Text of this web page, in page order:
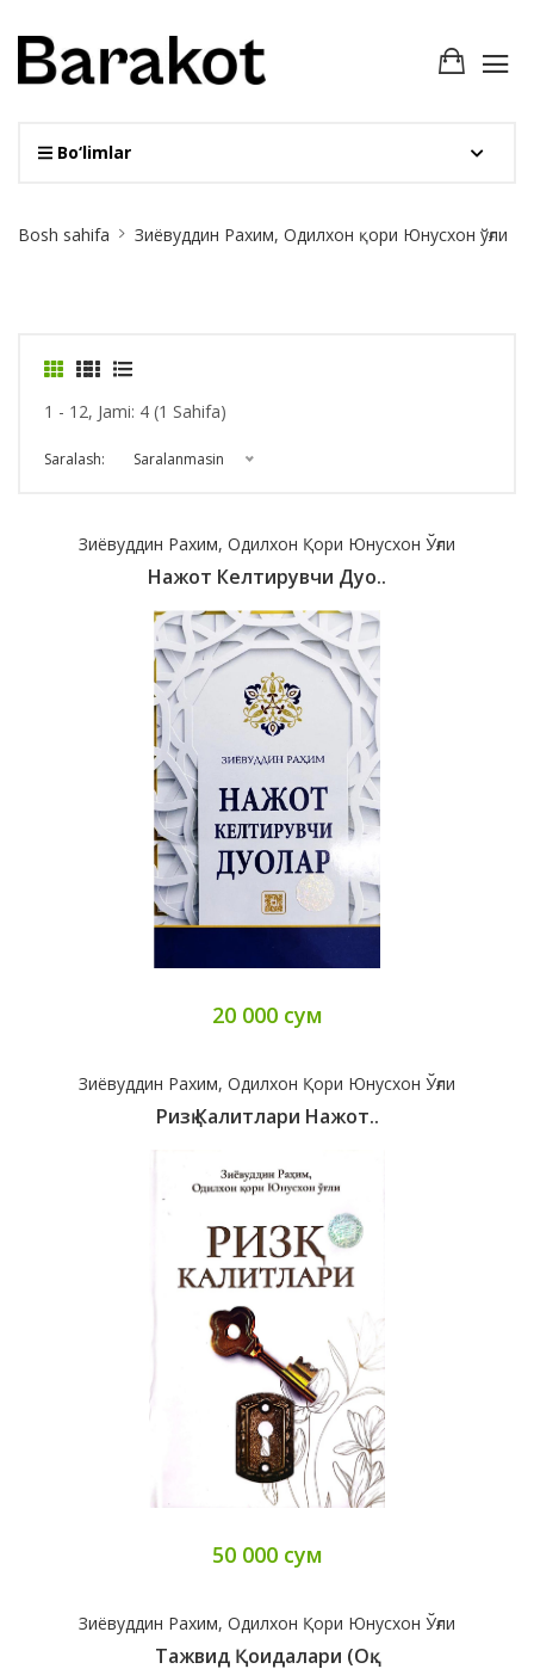
Bo‘limlar
Breadcrumb
Bosh sahifa Зиёвуддин Рахим, Одилхон қори Юнусхон ўғли
1 - 12, Jami: 4 (1 Sahifa)
Saralash: Saralanmasin
Зиёвуддин Рахим, Одилхон Қори Юнусхон Ўғли
Нажот Келтирувчи Дуо..
20 000 сум
Зиёвуддин Рахим, Одилхон Қори Юнусхон Ўғли
Ризқ Калитлари Нажот..
50 000 сум
Зиёвуддин Рахим, Одилхон Қори Юнусхон Ўғли
Тажвид Қоидалари (оқ..